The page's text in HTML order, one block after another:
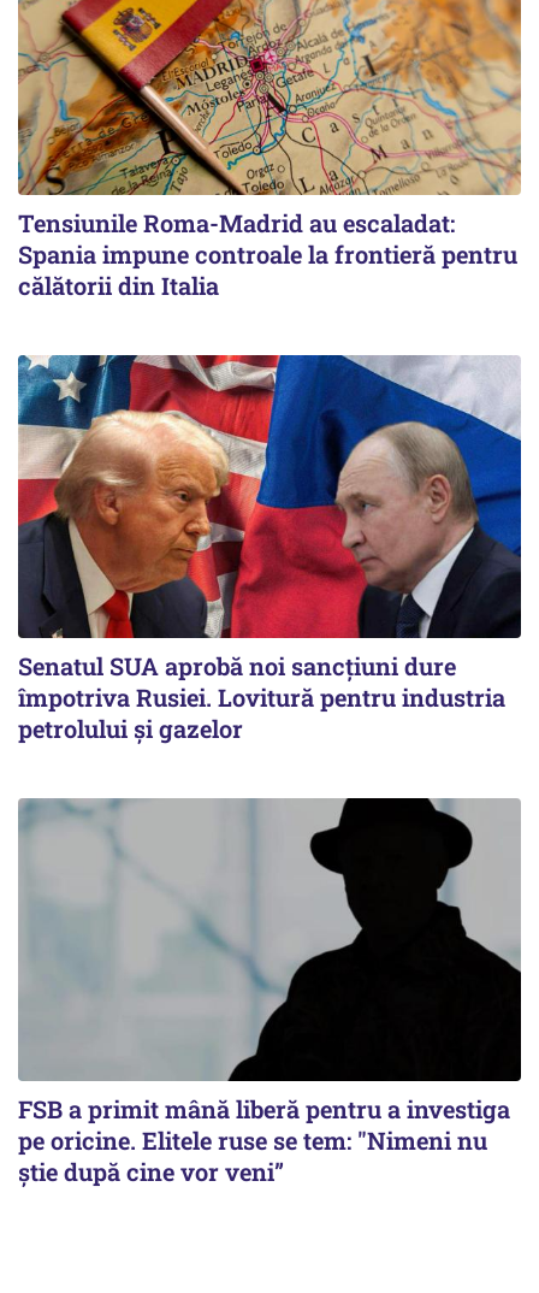
Tensiunile Roma-Madrid au escaladat:
Spania impune controale la frontieră pentru
călătorii din Italia
Senatul SUA aprobă noi sancțiuni dure
împotriva Rusiei. Lovitură pentru industria
petrolului și gazelor
FSB a primit mână liberă pentru a investiga
pe oricine. Elitele ruse se tem: "Nimeni nu
știe după cine vor veni”